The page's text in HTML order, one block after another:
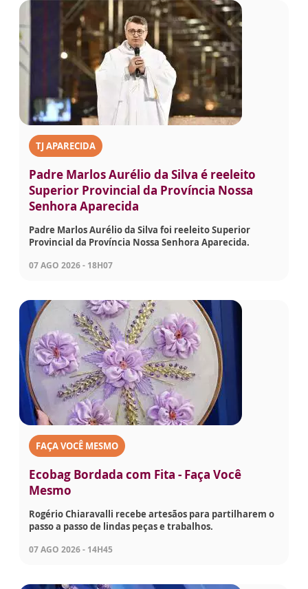
TJ APARECIDA
Padre Marlos Aurélio da Silva é reeleito
Superior Provincial da Província Nossa
Senhora Aparecida
Padre Marlos Aurélio da Silva foi reeleito Superior
Provincial da Província Nossa Senhora Aparecida.
07 AGO 2026 - 18H07
FAÇA VOCÊ MESMO
Ecobag Bordada com Fita - Faça Você
Mesmo
Rogério Chiaravalli recebe artesãos para partilharem o
passo a passo de lindas peças e trabalhos.
07 AGO 2026 - 14H45